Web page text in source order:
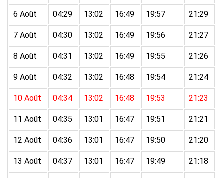
6 Août 04:29 13:02 16:49 19:57 21:29
7 Août 04:30 13:02 16:49 19:56 21:27
8 Août 04:31 13:02 16:49 19:55 21:26
9 Août 04:32 13:02 16:48 19:54 21:24
10 Août 04:34 13:02 16:48 19:53 21:23
11 Août 04:35 13:01 16:47 19:51 21:21
12 Août 04:36 13:01 16:47 19:50 21:20
13 Août 04:37 13:01 16:47 19:49 21:18